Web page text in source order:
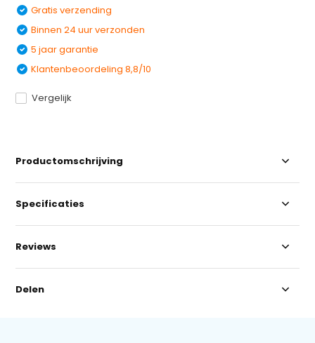
Gratis verzending
Binnen 24 uur verzonden
5 jaar garantie
Klantenbeoordeling 8,8/10
Vergelijk
Productomschrijving
Specificaties
Reviews
Delen